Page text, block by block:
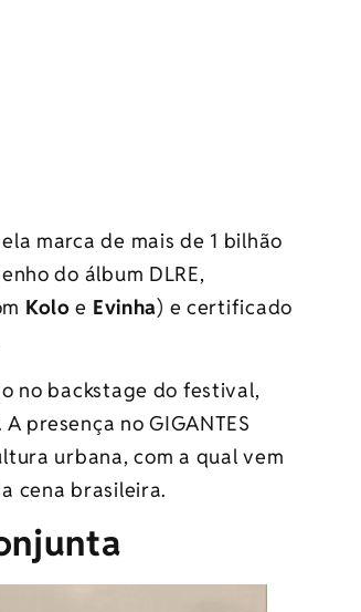
marca de mais de 1 bilhão
do álbum DLRE,
Kolo e Evinha) e certificado
no backstage do festival,
presença no GIGANTES
urbana, com a qual vem
cena brasileira.